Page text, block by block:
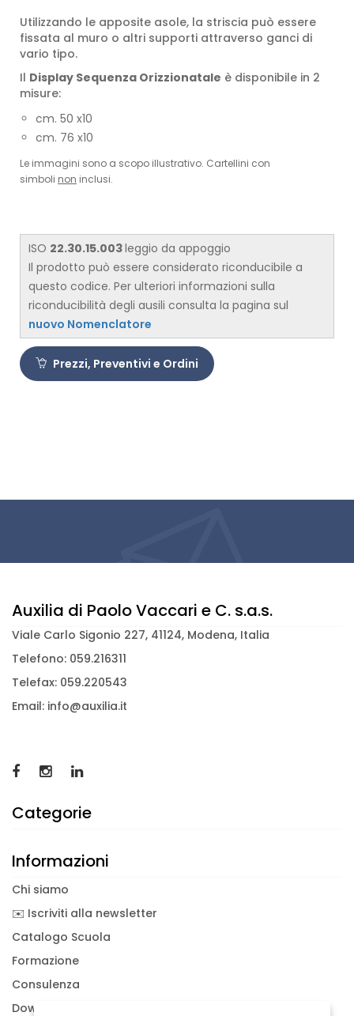
Utilizzando le apposite asole, la striscia può essere
fissata al muro o altri supporti attraverso ganci di
vario tipo.
Il Display Sequenza Orizzionatale è disponibile in 2
misure:
cm. 50 x10
cm. 76 x10
Le immagini sono a scopo illustrativo. Cartellini con
simboli non inclusi.
ISO 22.30.15.003leggio da appoggio
​Il prodotto può essere considerato riconducibile a
questo codice. Per ulteriori informazioni sulla
riconducibilità degli ausili consulta la pagina sul
nuovo Nomenclatore
Prezzi, Preventivi e Ordini
Auxilia di Paolo Vaccari e C. s.a.s.
Viale Carlo Sigonio 227, 41124, Modena, Italia
Telefono: 059.216311
Telefax: 059.220543
Email: info@auxilia.it
Categorie
Informazioni
Chi siamo
✉️ Iscriviti alla newsletter
Catalogo Scuola
Formazione
Consulenza
Download documenti